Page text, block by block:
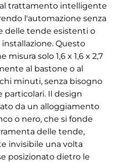
trattamento intelligente
l'automazione senza
delle tende esistenti o
Questo
solo 1,6 x 1,6 x 2,7
al bastone o al
minuti, senza bisogno
Il design
da un alloggiamento
o nero, che si fonde
delle tende,
invisibile una volta
posizionato dietro le